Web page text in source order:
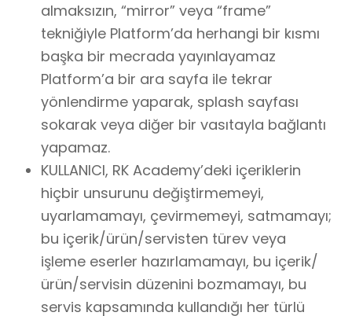
almaksızın, “mirror” veya “frame”
tekniğiyle Platform’da herhangi bir kısmı
başka bir mecrada yayınlayamaz
Platform’a bir ara sayfa ile tekrar
yönlendirme yaparak, splash sayfası
sokarak veya diğer bir vasıtayla bağlantı
yapamaz.
KULLANICI, RK Academy’deki içeriklerin
hiçbir unsurunu değiştirmemeyi,
uyarlamamayı, çevirmemeyi, satmamayı;
bu içerik/ürün/servisten türev veya
işleme eserler hazırlamamayı, bu içerik/
ürün/servisin düzenini bozmamayı, bu
servis kapsamında kullandığı her türlü